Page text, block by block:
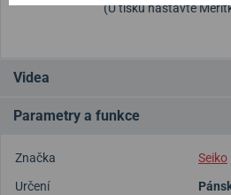
(U tisku nastavte
Videa
Parametry a funkce
Značka
Seiko
Určení